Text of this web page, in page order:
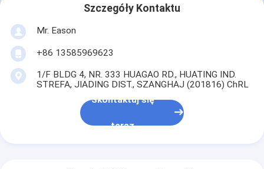
Szczegóły Kontaktu
Mr. Eason
+86 13585969623
1/F BLDG 4, NR. 333 HUAGAO RD., HUATING IND.
STREFA, JIADING DIST., SZANGHAJ (201816) ChRL
Skontaktuj się
teraz